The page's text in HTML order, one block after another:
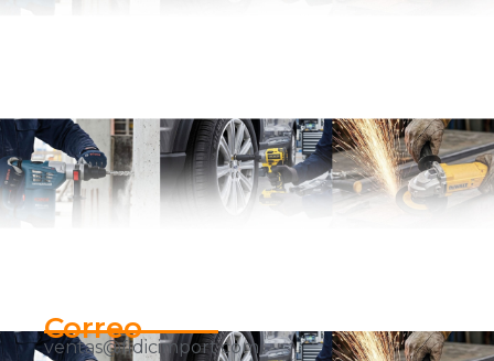
Correo
ventas@fidicimport.com